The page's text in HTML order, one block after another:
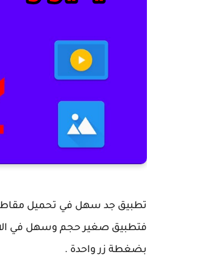
تطبيق جد سهل في تحميل مقاطع
بضغطة زر واحدة .